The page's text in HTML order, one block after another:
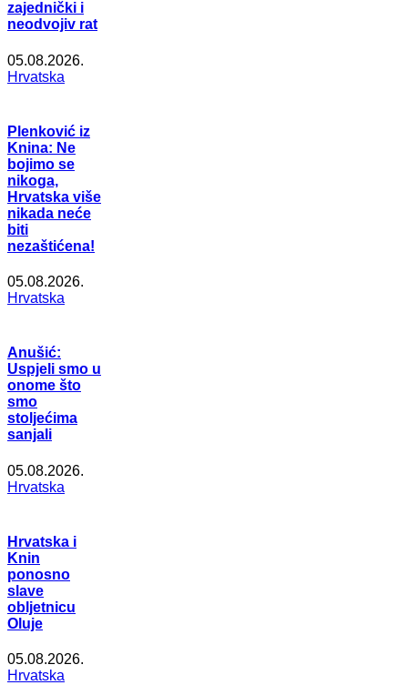
zajednički i
neodvojiv rat
05.08.2026.
Hrvatska
Plenković iz
Knina: Ne
bojimo se
nikoga,
Hrvatska više
nikada neće
biti
nezaštićena!
05.08.2026.
Hrvatska
Anušić:
Uspjeli smo u
onome što
smo
stoljećima
sanjali
05.08.2026.
Hrvatska
Hrvatska i
Knin
ponosno
slave
obljetnicu
Oluje
05.08.2026.
Hrvatska